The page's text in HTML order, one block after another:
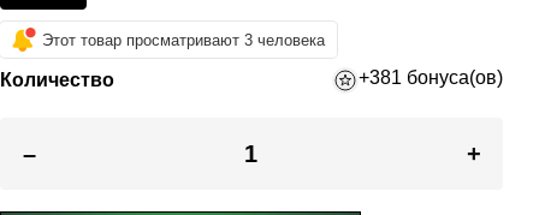
Количество +381 бонуса(ов)
– +
Этот товар просматривают 3 человека